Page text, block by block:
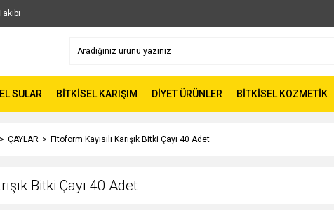
SULAR BİTKİSEL KARIŞIM DİYET ÜRÜNLER BİTKİSEL KOZMETİK
ÇAYLAR Fitoform Kayısılı Karışık Bitki Çayı 40 Adet
Bitki Çayı 40 Adet